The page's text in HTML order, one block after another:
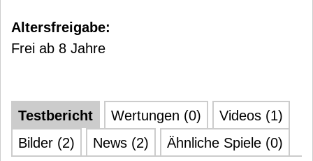
Altersfreigabe:
Frei ab 8 Jahre
Testbericht Wertungen (0)
Videos (1)
Bilder (2)
News (2) Ähnliche Spiele (0)